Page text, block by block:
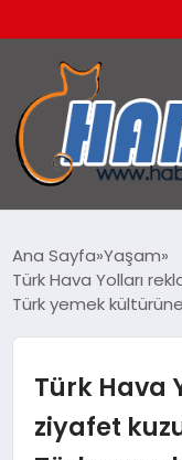
YAŞAM
Ana Sayfa Yaşam
Türk Hava Yolları
Türk yemek
Türk Hava
ziyafet